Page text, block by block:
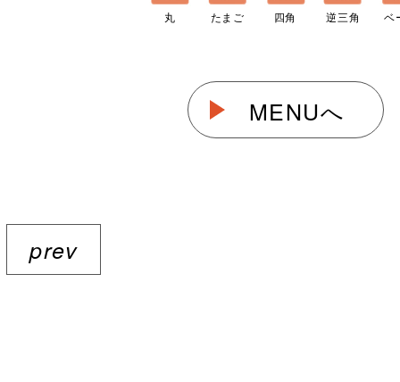
丸 たまご 四角 逆三角 ベ
MENUへ
prev